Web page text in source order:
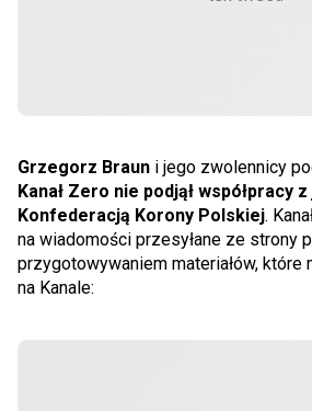
Grzegorz Braun i jego zwolennicy
Kanał Zero nie podjął współpracy
Konfederacją Korony Polskiej.
na wiadomości przesyłane ze strony
przygotowywaniem materiałów, które
na Kanale: